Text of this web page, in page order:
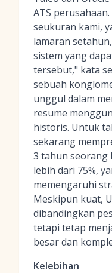
ATS
seukuran kami,
lamaran
sistem yang
tersebut," kata
sebuah
unggul dalam
resume
historis. Untuk
sekarang
3 tahun seorang
lebih dari 75%,
memengaruhi
Meskipun kuat,
dibandingkan
tetapi tetap
besar dan
Kelebihan